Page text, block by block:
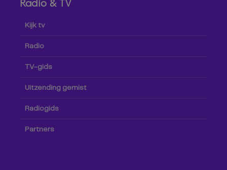
Radio & TV
Kijk tv
Radio
TV-gids
Uitzending gemist
Radiogids
Partners